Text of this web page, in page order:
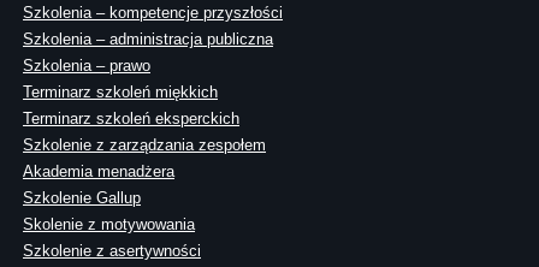
Szkolenia – kompetencje przyszłości
Szkolenia – administracja publiczna
Szkolenia – prawo
Terminarz szkoleń miękkich
Terminarz szkoleń eksperckich
Szkolenie z zarządzania zespołem
Akademia menadżera
Szkolenie Gallup
Skolenie z motywowania
Szkolenie z asertywności